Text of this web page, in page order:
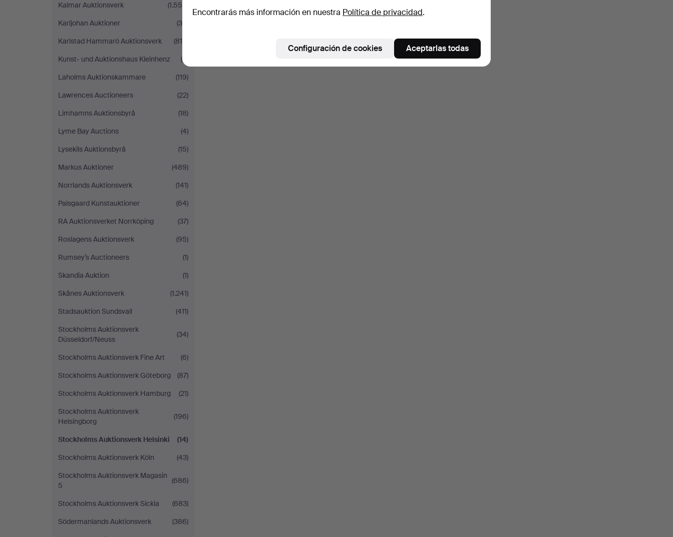
Kalmar Auktionsverk
(1.556)
Karljohan Auktioner
(35)
Karlstad Hammarö Auktionsverk
(810)
Kunst- und Auktionshaus Kleinhenz
(4)
Laholms Auktionskammare
(119)
Lawrences Auctioneers
(22)
Limhamns Auktionsbyrå
(18)
Lyme Bay Auctions
(4)
Lysekils Auktionsbyrå
(15)
Markus Auktioner
(489)
Norrlands Auktionsverk
(141)
Palsgaard Kunstauktioner
(64)
RA Auktionsverket Norrköping
(37)
Roslagens Auktionsverk
(95)
Rumsey’s Auctioneers
(1)
Skandia Auktion
(1)
Skånes Auktionsverk
(1.241)
Stadsauktion Sundsvall
(411)
Stockholms Auktionsverk
Düsseldorf/Neuss
(34)
Stockholms Auktionsverk Fine Art
(6)
Stockholms Auktionsverk Göteborg
(87)
Stockholms Auktionsverk Hamburg
(21)
Stockholms Auktionsverk
Helsingborg
(196)
Stockholms Auktionsverk Helsinki
(14)
Stockholms Auktionsverk Köln
(43)
Stockholms Auktionsverk Magasin
5
(686)
Stockholms Auktionsverk Sickla
(683)
Södermanlands Auktionsverk
(386)
Encontrarás más información en nuestra Política de privacidad.
Configuración de cookies Aceptarlas todas